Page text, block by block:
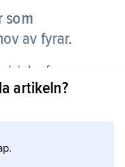
som
av fyrar.
fyrar
möjlig.
vatten,
artikeln?